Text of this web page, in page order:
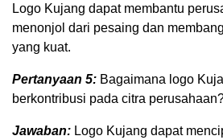
Logo Kujang dapat membantu
menonjol dari pesaing dan
yang kuat.
Pertanyaan 5: Bagaimana logo
berkontribusi pada citra
Jawaban: Logo Kujang dapat